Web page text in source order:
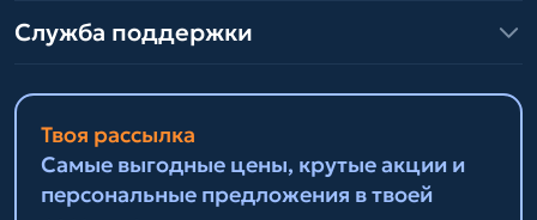
Служба поддержки
Твоя рассылка
Самые выгодные цены, крутые акции и
персональные предложения в твоей